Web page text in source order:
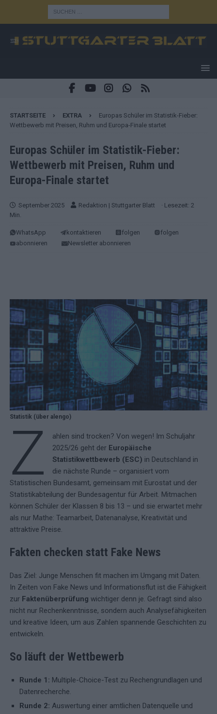
STARTSEITE EXTRA
Europas Schüler im Statistik-Fieber:
Wettbewerb mit Preisen, Ruhm und Europa-Finale startet
Europas Schüler im Statistik-Fieber:
Wettbewerb mit Preisen, Ruhm und
Europa-Finale startet
September 2025 Redaktion | Stuttgarter Blatt
· Lesezeit: 2
Min.
WhatsApp kontaktieren folgen
folgen
abonnieren
Newsletter abonnieren
Statistik (über alengo)
Z
ahlen sind trocken? Von wegen! Im Schuljahr
2025/26 geht der Europäische
Statistikwettbewerb (ESC) in Deutschland in
die nächste Runde – organisiert vom
Statistischen Bundesamt, gemeinsam mit Eurostat und der
Statistikabteilung der Bundesagentur für Arbeit. Mitmachen
können Schüler der Klassen 8 bis 13 – und sie erwartet mehr
als nur Mathe: Teamarbeit, Datenanalyse, Kreativität und
attraktive Preise.
Fakten checken statt Fake News
Das Ziel: Junge Menschen fit machen im Umgang mit Daten.
In Zeiten von Fake News und Informationsflut ist die Fähigkeit
zur Faktenüberprüfung wichtiger denn je. Gefragt sind also
nicht nur Rechenkenntnisse, sondern auch Analysefähigkeiten
und kreative Ideen, um aus Zahlen spannende Geschichten zu
entwickeln.
So läuft der Wettbewerb
Runde 1: Multiple-Choice-Test zu Rechengrundlagen und
Datenrecherche.
Runde 2: Auswertung einer amtlichen Datenquelle und